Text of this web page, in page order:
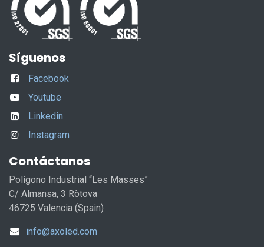
Síguenos
Facebook
Youtube
Linkedin
Instagram
Contáctanos
Polígono Industrial “Les Masses”
C/ Almansa, 3 Ròtova
46725 Valencia (Spain)
info@axoled.com